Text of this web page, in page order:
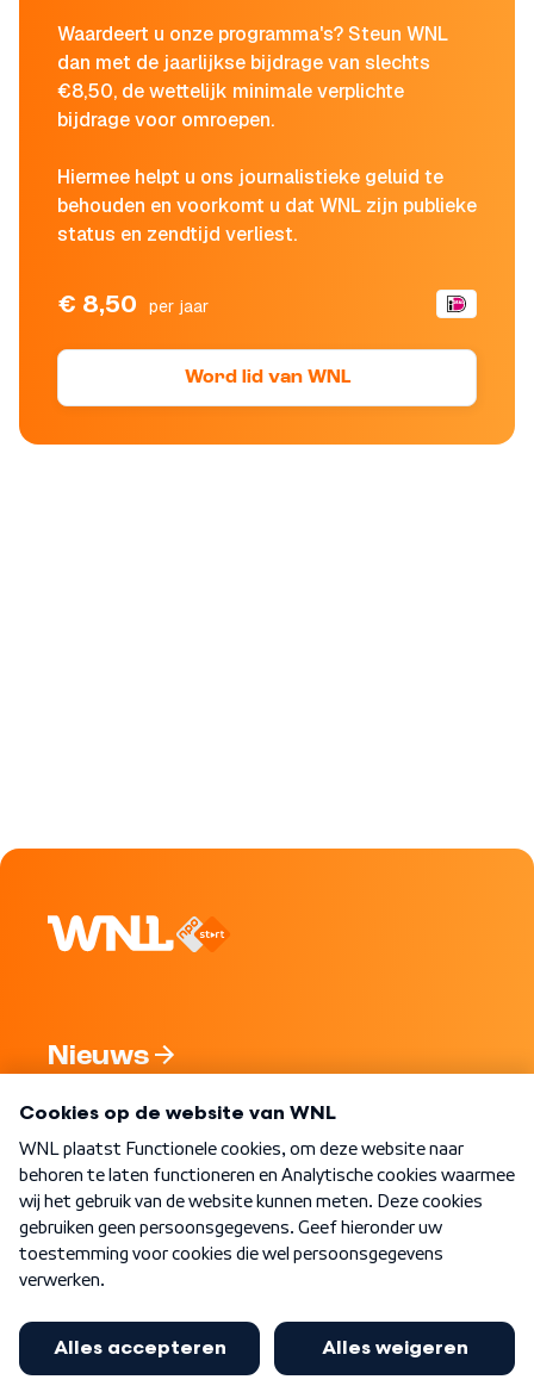
Waardeert u onze programma's? Steun WNL
dan met de jaarlijkse bijdrage van slechts
€8,50, de wettelijk minimale verplichte
bijdrage voor omroepen.
Hiermee helpt u ons journalistieke geluid te
behouden en voorkomt u dat WNL zijn publieke
status en zendtijd verliest.
€ 8,50 per jaar
Word lid van WNL
Nieuws
Nieuwsbrief
Word Lid